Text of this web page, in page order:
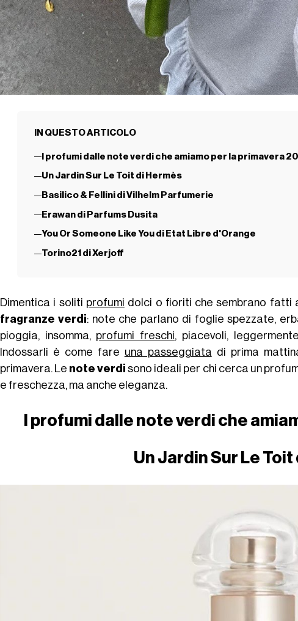
IN QUESTO ARTICOLO
I profumi dalle note verdi che amiamo per la primavera
Un Jardin Sur Le Toit di Hermès
Basilico & Fellini di Vilhelm Parfumerie
Erawan di Parfums Dusita
You Or Someone Like You di Etat Libre d'Orange
Torino21 di Xerjoff
Dimentica i soliti profumi dolci o fioriti che sembrano
fragranze verdi: note che parlano di foglie spezzate,
pioggia, insomma, profumi freschi, piacevoli,
Indossarli è come fare una passeggiata di prima
primavera. Le note verdi sono ideali per chi cerca un
e freschezza, ma anche eleganza.
I profumi dalle note verdi che
Un Jardin Sur Le